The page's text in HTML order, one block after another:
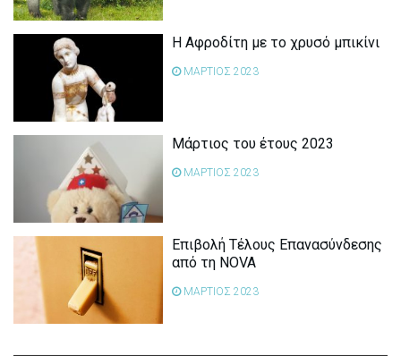
Η Αφροδίτη με το χρυσό μπικίνι
ΜΑΡΤΙΟΣ 2023
Μάρτιος του έτους 2023
ΜΑΡΤΙΟΣ 2023
Επιβολή Τέλους Επανασύνδεσης
από τη NOVA
ΜΑΡΤΙΟΣ 2023